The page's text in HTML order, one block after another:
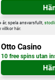
år, spela ansvarsfullt,
villkor här.
Otto Casino
10 free spins utan